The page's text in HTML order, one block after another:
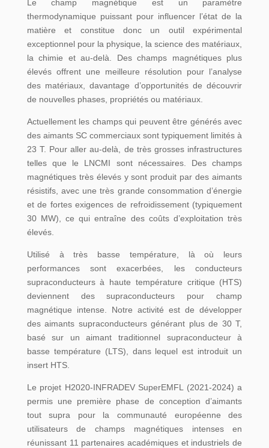
Le champ magnétique est un paramètre
thermodynamique puissant pour influencer l’état de la
matière et constitue donc un outil expérimental
exceptionnel pour la physique, la science des matériaux,
la chimie et au-delà. Des champs magnétiques plus
élevés offrent une meilleure résolution pour l’analyse
des matériaux, davantage d’opportunités de découvrir
de nouvelles phases, propriétés ou matériaux.
Actuellement les champs qui peuvent être générés avec
des aimants SC commerciaux sont typiquement limités à
23 T. Pour aller au-delà, de très grosses infrastructures
telles que le LNCMI sont nécessaires. Des champs
magnétiques très élevés y sont produit par des aimants
résistifs, avec une très grande consommation d’énergie
et de fortes exigences de refroidissement (typiquement
30 MW), ce qui entraîne des coûts d’exploitation très
élevés.
Utilisé à très basse température, là où leurs
performances sont exacerbées, les conducteurs
supraconducteurs à haute température critique (HTS)
deviennent des supraconducteurs pour champ
magnétique intense. Notre activité est de développer
des aimants supraconducteurs générant plus de 30 T,
basé sur un aimant traditionnel supraconducteur à
basse température (LTS), dans lequel est introduit un
insert HTS.
Le projet H2020-INFRADEV SuperEMFL (2021-2024) a
permis une première phase de conception d’aimants
tout supra pour la communauté européenne des
utilisateurs de champs magnétiques intenses en
réunissant 11 partenaires académiques et industriels de